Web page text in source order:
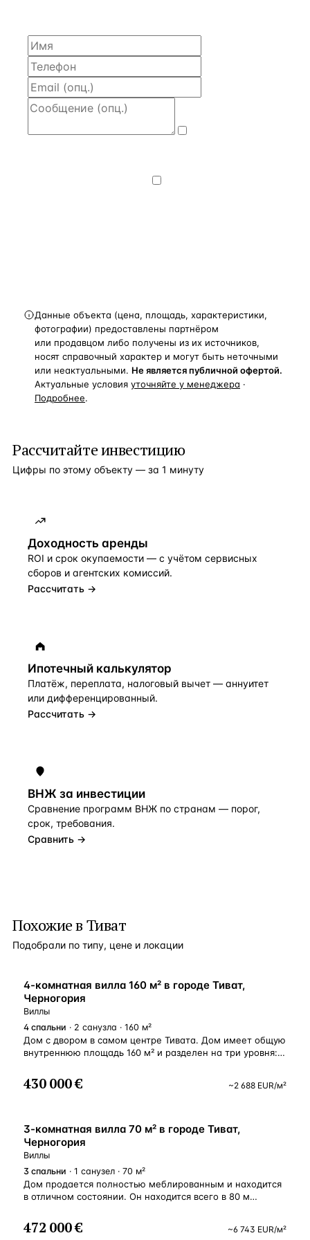
Данные объекта (цена, площадь, характеристики,
фотографии) предоставлены партнёром
или продавцом либо получены из их источников,
носят справочный характер и могут быть неточными
или неактуальными. Не является публичной офертой.
Актуальные условия уточняйте у менеджера ·
Подробнее.
Рассчитайте инвестицию
Цифры по этому объекту — за 1 минуту
Доходность аренды
ROI и срок окупаемости — с учётом сервисных
сборов и агентских комиссий.
Рассчитать →
Ипотечный калькулятор
Платёж, переплата, налоговый вычет — аннуитет
или дифференцированный.
Рассчитать →
ВНЖ за инвестиции
Сравнение программ ВНЖ по странам — порог,
срок, требования.
Сравнить →
Похожие в Тиват
Подобрали по типу, цене и локации
4-комнатная вилла 160 м² в городе Тиват,
Черногория
Виллы
4 спальни · 2 санузла · 160 м²
Дом с двором в самом центре Тивата. Дом имеет общую
внутреннюю площадь 160 м² и разделен на три уровня:
этаже находится двухкомнатная квартира, состоящая
из гостиной и столовой открытой планировки с кухней,
в настоящее время не используется, но его можно
переоборудовать под трехкомнатную квартиру. Перед
домом двор и частная парковка. Дом продается
потенциал для сдачи в аренду и в то же время может
служить жилым домом. Расстояние дома от центра
Тивата всего 400 м, от роскошной марины Порто
и от Котора — 10 км.
430 000 € ~2 688 EUR/м²
3-комнатная вилла 70 м² в городе Тиват,
Черногория
Виллы
3 спальни · 1 санузел · 70 м²
Дом продается полностью меблированным и находится
в отличном состоянии. Он находится всего в 80 м
из цокольного этажа и мансарды. На первом этаже
находится гостиная с кухней, две спальни и ванная
472 000 € ~6 743 EUR/м²